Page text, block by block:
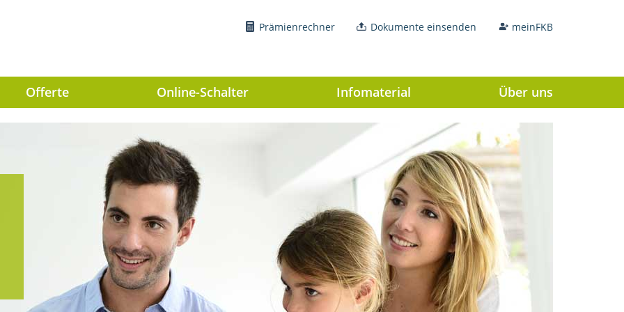
Prämienrechner Dokumente einsenden meinFKB
Offerte Online-Schalter Infomaterial Über uns